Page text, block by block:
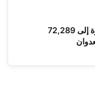
ارتفاع حصيلة الشهداء في قطاع غزة إلى 72,289